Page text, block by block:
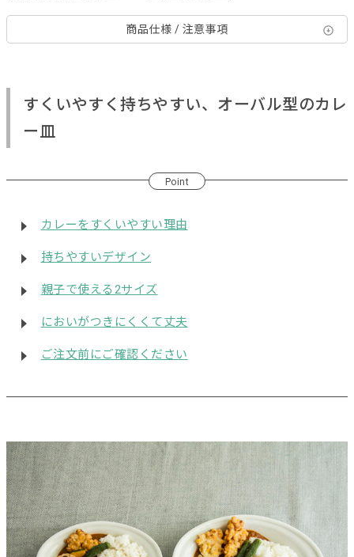
商品仕様 / 注意事項
すくいやすく持ちやすい、オーバル型のカレ
ー皿
Point
カレーをすくいやすい理由
持ちやすいデザイン
親子で使える2サイズ
においがつきにくくて丈夫
ご注文前にご確認ください